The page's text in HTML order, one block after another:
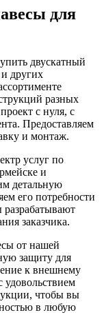
для
двускатный
других
разных
с нуля, с
Предоставляем
и монтаж.
услуг по
и
детальную
его потребности
заказчика.
от нашей
защиту для
к внешнему
чтобы вы
в любую